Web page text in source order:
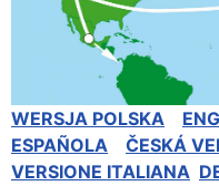
WERSJA POLSKA
ESPAÑOLA
ČESKÁ
VERSIONE ITALIANA